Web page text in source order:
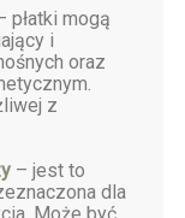
płatki mogą
i
oraz
z
– jest to
dla
Może być